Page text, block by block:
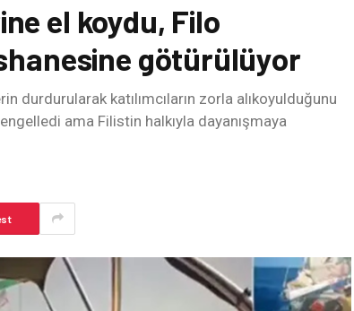
el koydu, Filo
götürülüyor
durdurularak katılımcıların zorla alıkoyulduğunu
ama Filistin halkıyla dayanışmaya